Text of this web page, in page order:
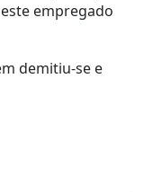
empregado
demitiu-se e